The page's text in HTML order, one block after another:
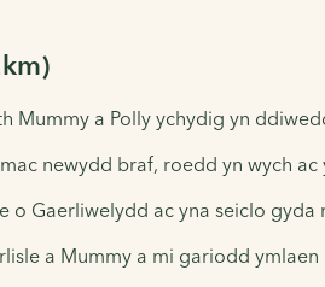
Mummy a Polly ychydig yn
newydd braf, roedd yn wych
Gaerliwelydd ac yna seiclo
a Mummy a mi gariodd